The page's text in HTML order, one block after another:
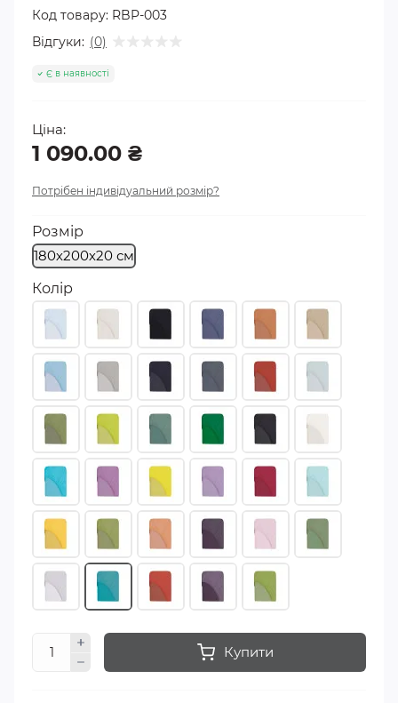
Код товару: RBP-003
Відгуки: (0)
Є в наявності
Ціна:
1 090.00 ₴
Потрібен індивідуальний розмір?
Розмір
180х200х20 см
Колір
Купити